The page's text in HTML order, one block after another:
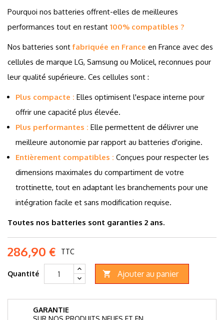
Pourquoi nos batteries offrent-elles de meilleures
performances tout en restant 100% compatibles ?
Nos batteries sontfabriquée en France en France avec des
cellules de marque LG, Samsung ou Molicel, reconnues pour
leur qualité supérieure. Ces cellules sont :
Plus compacte : Elles optimisent l'espace interne pour
offrir une capacité plus élevée.
Plus performantes : Elle permettent de délivrer une
meilleure autonomie par rapport au batteries d'origine.
Entièrement compatibles : Conçues pour respecter les
dimensions maximales du compartiment de votre
trottinette, tout en adaptant les branchements pour une
intégration facile et sans modification requise.
Toutes nos batteries sont garanties 2 ans.
286,90 € TTC
Quantité  Ajouter au panier
GARANTIE